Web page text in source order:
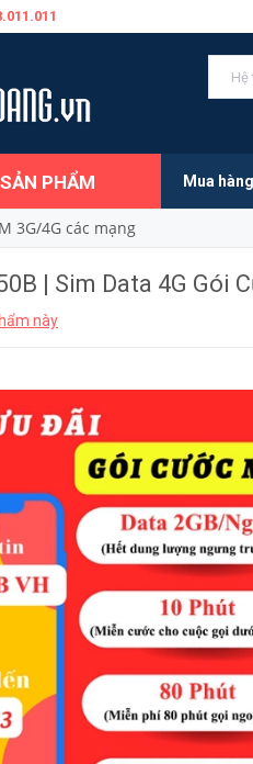
PHẨM Mua
3G/4G các mạng
| Sim Data 4G Gói
này